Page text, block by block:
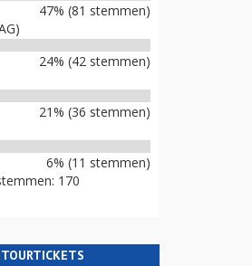
47% (81 stemmen)
24% (42 stemmen)
21% (36 stemmen)
6% (11 stemmen)
170